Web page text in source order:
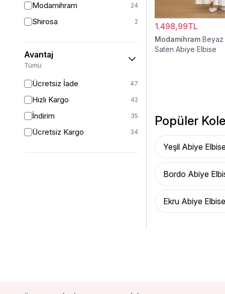
Modamihram 24
Shirosa 2
Avantaj
Tümü
Ücretsiz İade 47
Hızlı Kargo 42
İndirim 35
Ücretsiz Kargo 34
1.498,99TL
Modamihram Beyaz
Saten Abiye Elbise
Popüler
Yeşil Abiye
Bordo Abiye
Ekru Abiye Elbise